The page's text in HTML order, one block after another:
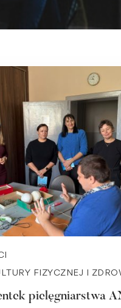
FIZYCZNEJ I
pielęgniarstwa